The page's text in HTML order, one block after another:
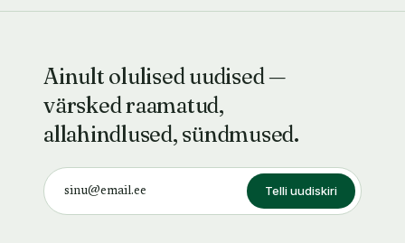
Ainult olulised uudised —
värsked raamatud,
allahindlused, sündmused.
Telli uudiskiri